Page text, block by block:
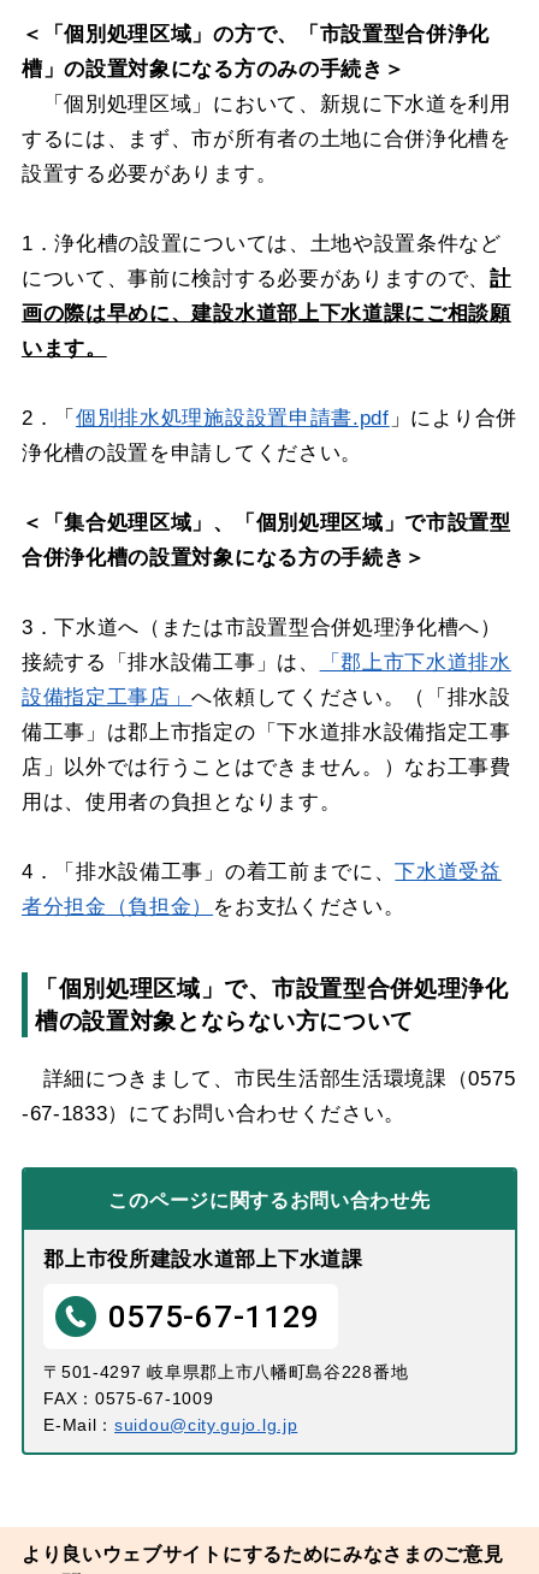
＜「個別処理区域」の方で、「市設置型合併浄化
槽」の設置対象になる方のみの手続き＞
「個別処理区域」において、新規に下水道を利用
するには、まず、市が所有者の土地に合併浄化槽を
設置する必要があります。
1．浄化槽の設置については、土地や設置条件など
について、事前に検討する必要がありますので、計
画の際は早めに、建設水道部上下水道課にご相談願
います。
2．「 個別排水処理施設設置申請書.pdf 」により合併
浄化槽の設置を申請してください。
＜「集合処理区域」、「個別処理区域」で市設置型
合併浄化槽の設置対象になる方の手続き＞
3．下水道へ（または市設置型合併処理浄化槽へ）
接続する「排水設備工事」は、
「郡上市下水道排水
設備指定工事店」へ依頼してください。（「排水設
備工事」は郡上市指定の「下水道排水設備指定工事
店」以外では行うことはできません。）なお工事費
用は、使用者の負担となります。
4．「排水設備工事」の着工前までに、下水道受益
者分担金（負担金） をお支払ください。
「個別処理区域」で、市設置型合併処理浄化
槽の設置対象とならない方について
詳細につきまして、市民生活部生活環境課（0575
-67-1833）にてお問い合わせください。
このページに関するお問い合わせ先
郡上市役所建設水道部上下水道課
0575-67-1129
〒501-4297 岐阜県郡上市八幡町島谷228番地
FAX：0575-67-1009
E-Mail：suidou@city.gujo.lg.jp
より良いウェブサイトにするためにみなさまのご意見